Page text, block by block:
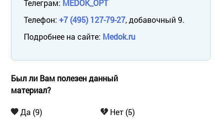
Телеграм: MEDOK_OPT
Телефон: +7 (495) 127-79-27, добавочный 9.
Подробнее на сайте: Medok.ru
Был ли Вам полезен данный
материал?
Да (9) Нет (5)